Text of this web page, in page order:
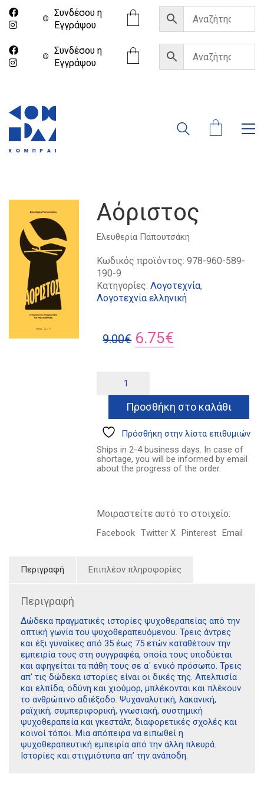
Συνδέσου η
Eγγράψου
Συνδέσου η
Eγγράψου
Αόριστος
Ελευθερία Παπουτσάκη
Κωδικός προϊόντος:978-960-589-
190-9
Κατηγορίες:Λογοτεχνία,
Λογοτεχνία ελληνική
9.00€ Original
9.00€.
6.75€
είναι:
6.75€.
ποσότητα
Προσθήκη στο καλάθι
Πρόσθήκη στην λίστα επιθυμιών
Ships in 2-4 business days. In case of
shortage, you will be informed by email
about the progress of the order.
Μοιραστείτε αυτό το στοιχείο:
Facebook Twitter X Pinterest Email
Περιγραφή Επιπλέον πληροφορίες
Περιγραφή
Δώδεκα πραγματικές ιστορίες ψυχοθεραπείας από την
οπτική γωνία του ψυχοθεραπευόμενου. Τρεις άντρες
και έξι γυναίκες από 35 έως 75 ετών καταθέτουν την
εμπειρία τους στη συγγραφέα, οποία τους υποδύεται
και αφηγείται τα πάθη τους σε α΄ ενικό πρόσωπο. Τρεις
απ’ τις δώδεκα ιστορίες είναι οι δικές της. Απελπισία
και ελπίδα, οδύνη και χιούμορ, μπλέκονται και πλέκουν
το ανθρώπινο αδιέξοδο. Ψυχαναλυτική, λακανική,
ραϊχική, συμπεριφορική, γνωσιακή, συστημική
ψυχοθεραπεία και γκεστάλτ, διαφορετικές σχολές και
κοινοί τόποι. Μια απόπειρα να ειπωθεί η
ψυχοθεραπευτική εμπειρία από την άλλη πλευρά.
Ιστορίες και στιγμιότυπα απ’ την ανάποδη.